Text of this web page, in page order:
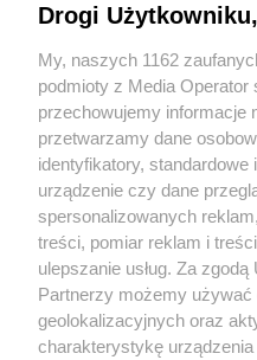
Wydawca mediówlokalnych
Nie zapomnij
zapoznać się z:
polityką prywatności
Twojemiasto
Piekary Śląskie
Chorzów
Tarnowskie Góry
Drogi Użytkowniku,
My, naszych 1162
podmioty z Media
przechowujemy informacje
przetwarzamy dane
identyfikatory, standardowe
urządzenie czy dane
spersonalizowanych
treści, pomiar reklam i
ulepszanie usług. Za
Partnerzy możemy używać
geolokalizacyjnych oraz
charakterystykę urządzenia